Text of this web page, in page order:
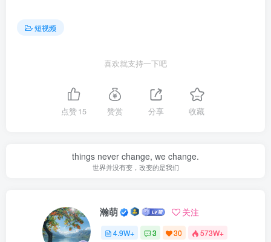
短视频
喜欢就支持一下吧
点赞15 赞赏 分享 收藏
things never change, we change.
世界并没有变，改变的是我们
瀚萌 关注
4.9W+ 3 30 573W+